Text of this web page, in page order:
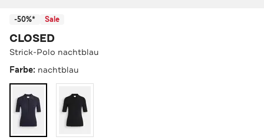
-50%* Sale
CLOSED
Strick-Polo nachtblau
Farbe: nachtblau